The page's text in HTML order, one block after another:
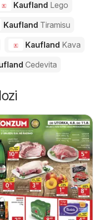
Kaufland Lego
Kaufland Tiramisu
Kaufland Kava
Cedevita